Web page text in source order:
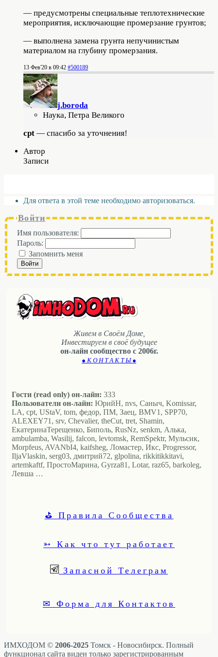
— предусмотрены специальные теплотехнические
мероприятия, исключающие промерзание грунтов;
— выполнена замена грунта непучинистым
материалом на глубину промерзания.
13 Фев'20 в 09:42 #500189
j.boroda
Наука, Петра Великого
cpt — спасибо за уточнения!
Автор
Записи
Для ответа в этой теме необходимо авторизоваться.
Войти
Имя пользователя:
Пароль:
Запомнить меня
Войти
Живем в Своём Доме,
Инвестируем в своё будущее
он-лайн сообщество с 2006г.
● К О Н Т А К Т Ы ●
Гости (read only) он-лайн: 333
Пользователи он-лайн: ЮрийН, nvs, Саныч, Komissar,
LA, cpt, UStaV, tom, федор, ПМ, Заец, BMV1, SPP70,
ALEXEY71, srv, Chevalier, theCut, tret, Shamin,
ЕкатеринаТерещенко, Биполь, RusNz, senkm, Алька,
ambulamba, Wasilij, falcon, levtomsk, RemSpektr, Мульсик,
Morpfeus, AVANbI4, kaifsheg, Ломастер, Икс, Progressor,
IljaVlaskin, serg03, дмитрий72, glpolina, rikkitikkitavi,
artemkaftf, ПростоМарина, Gyrza81, Lotar, raz65, barkoleg,
Левша …
⛳ Правила Сообщества
➳ Как что тут работает
Запасной Телеграм
✉ Форма для Контактов
ИМХОДОМ © 2006-2025 Томск - Новосибирск. Полный
функционал сайта виден только зарегистрированным